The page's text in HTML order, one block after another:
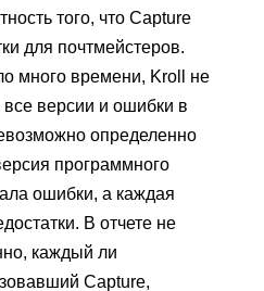
того, что Capture
для почтмейстеров.
много времени, Kroll не
все версии и ошибки в
определенно
программного
ошибки, а каждая
В отчете не
каждый ли
Capture,